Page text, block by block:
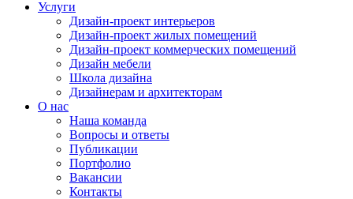
Услуги
Дизайн-проект интерьеров
Дизайн-проект жилых помещений
Дизайн-проект коммерческих помещений
Дизайн мебели
Школа дизайна
Дизайнерам и архитекторам
О нас
Наша команда
Вопросы и ответы
Публикации
Портфолио
Вакансии
Контакты